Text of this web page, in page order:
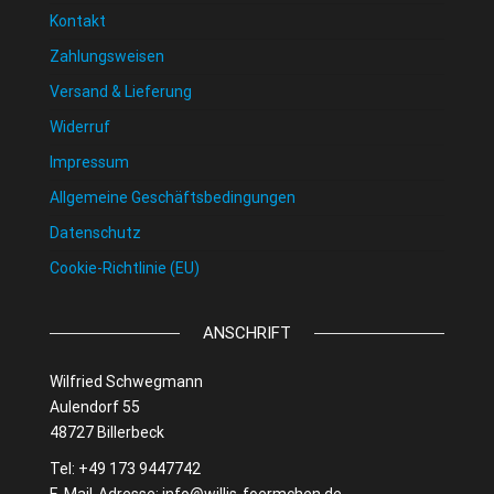
Kontakt
Zahlungsweisen
Versand & Lieferung
Widerruf
Impressum
Allgemeine Geschäftsbedingungen
Datenschutz
Cookie-Richtlinie (EU)
ANSCHRIFT
Wilfried Schwegmann
Aulendorf 55
48727 Billerbeck
Tel: +49 173 9447742